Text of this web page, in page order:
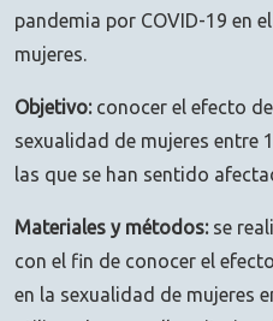
pandemia por COVID-19 en
mujeres.
Objetivo:conocer el efecto
sexualidad de mujeres entre
las que se han sentido
Materiales y métodos:se
con el fin de conocer el
en la sexualidad de mujeres